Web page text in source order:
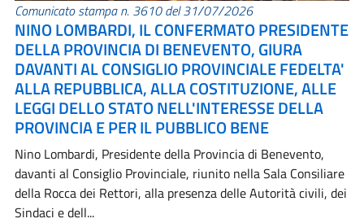
Comunicato stampa n. 3610 del 31/07/2026
NINO LOMBARDI, IL CONFERMATO PRESIDENTE
DELLA PROVINCIA DI BENEVENTO, GIURA
DAVANTI AL CONSIGLIO PROVINCIALE FEDELTA'
ALLA REPUBBLICA, ALLA COSTITUZIONE, ALLE
LEGGI DELLO STATO NELL'INTERESSE DELLA
PROVINCIA E PER IL PUBBLICO BENE
Nino Lombardi, Presidente della Provincia di Benevento,
davanti al Consiglio Provinciale, riunito nella Sala Consiliare
della Rocca dei Rettori, alla presenza delle Autorità civili, dei
Sindaci e dell...